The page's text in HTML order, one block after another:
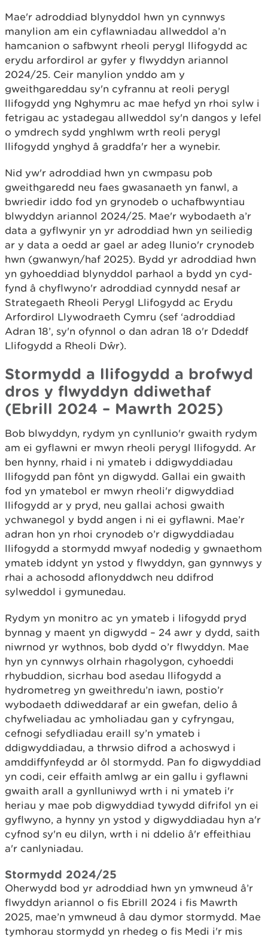
Mae'r adroddiad blynyddol hwn yn cynnwys
manylion am ein cyflawniadau allweddol a’n
hamcanion o safbwynt rheoli perygl llifogydd ac
erydu arfordirol ar gyfer y flwyddyn ariannol
2024/25. Ceir manylion ynddo am y
gweithgareddau sy'n cyfrannu at reoli perygl
llifogydd yng Nghymru ac mae hefyd yn rhoi sylw i
fetrigau ac ystadegau allweddol sy'n dangos y lefel
o ymdrech sydd ynghlwm wrth reoli perygl
llifogydd ynghyd â graddfa'r her a wynebir.
Nid yw'r adroddiad hwn yn cwmpasu pob
gweithgaredd neu faes gwasanaeth yn fanwl, a
bwriedir iddo fod yn grynodeb o uchafbwyntiau
blwyddyn ariannol 2024/25. Mae'r wybodaeth a’r
data a gyflwynir yn yr adroddiad hwn yn seiliedig
ar y data a oedd ar gael ar adeg llunio'r crynodeb
hwn (gwanwyn/haf 2025). Bydd yr adroddiad hwn
yn gyhoeddiad blynyddol parhaol a bydd yn cyd-
fynd â chyflwyno'r adroddiad cynnydd nesaf ar
Strategaeth Rheoli Perygl Llifogydd ac Erydu
Arfordirol Llywodraeth Cymru (sef ‘adroddiad
Adran 18’, sy'n ofynnol o dan adran 18 o'r Ddeddf
Llifogydd a Rheoli Dŵr).
Stormydd a llifogydd a brofwyd
dros y flwyddyn ddiwethaf
(Ebrill 2024 – Mawrth 2025)
Bob blwyddyn, rydym yn cynllunio'r gwaith rydym
am ei gyflawni er mwyn rheoli perygl llifogydd. Ar
ben hynny, rhaid i ni ymateb i ddigwyddiadau
llifogydd pan fônt yn digwydd. Gallai ein gwaith
fod yn ymatebol er mwyn rheoli'r digwyddiad
llifogydd ar y pryd, neu gallai achosi gwaith
ychwanegol y bydd angen i ni ei gyflawni. Mae’r
adran hon yn rhoi crynodeb o’r digwyddiadau
llifogydd a stormydd mwyaf nodedig y gwnaethom
ymateb iddynt yn ystod y flwyddyn, gan gynnwys y
rhai a achosodd aflonyddwch neu ddifrod
sylweddol i gymunedau.
Rydym yn monitro ac yn ymateb i lifogydd pryd
bynnag y maent yn digwydd – 24 awr y dydd, saith
niwrnod yr wythnos, bob dydd o’r flwyddyn. Mae
hyn yn cynnwys olrhain rhagolygon, cyhoeddi
rhybuddion, sicrhau bod asedau llifogydd a
hydrometreg yn gweithredu’n iawn, postio’r
wybodaeth ddiweddaraf ar ein gwefan, delio â
chyfweliadau ac ymholiadau gan y cyfryngau,
cefnogi sefydliadau eraill sy’n ymateb i
ddigwyddiadau, a thrwsio difrod a achoswyd i
amddiffynfeydd ar ôl stormydd. Pan fo digwyddiad
yn codi, ceir effaith amlwg ar ein gallu i gyflawni
gwaith arall a gynlluniwyd wrth i ni ymateb i'r
heriau y mae pob digwyddiad tywydd difrifol yn ei
gyflwyno, a hynny yn ystod y digwyddiadau hyn a'r
cyfnod sy'n eu dilyn, wrth i ni ddelio â'r effeithiau
a'r canlyniadau.
Stormydd 2024/25
Oherwydd bod yr adroddiad hwn yn ymwneud â’r
flwyddyn ariannol o fis Ebrill 2024 i fis Mawrth
2025, mae’n ymwneud â dau dymor stormydd. Mae
tymhorau stormydd yn rhedeg o fis Medi i'r mis